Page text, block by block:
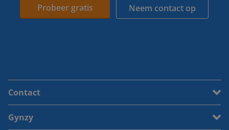
Probeer gratis Neem contact op
Contact
Gynzy